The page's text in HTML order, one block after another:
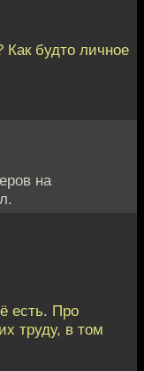
Как будто личное
на
есть. Про
труду, в том